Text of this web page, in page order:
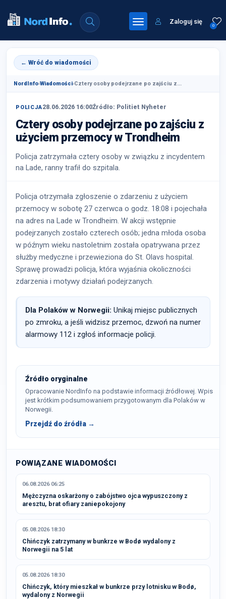
0
Zaloguj się
← Wróć do wiadomości
NordInfo›Wiadomości›Cztery osoby podejrzane po zajściu z...
POLICJA28.06.2026 16:00Źródło: Politiet Nyheter
Cztery osoby podejrzane po zajściu z
użyciem przemocy w Trondheim
Policja zatrzymała cztery osoby w związku z incydentem
na Lade, ranny trafił do szpitala.
Policja otrzymała zgłoszenie o zdarzeniu z użyciem
przemocy w sobotę 27 czerwca o godz. 18:08 i pojechała
na adres na Lade w Trondheim. W akcji wstępnie
podejrzanych zostało czterech osób; jedna młoda osoba
w późnym wieku nastoletnim została opatrywana przez
służby medyczne i przewieziona do St. Olavs hospital.
Sprawę prowadzi policja, która wyjaśnia okoliczności
zdarzenia i motywy działań podejrzanych.
Dla Polaków w Norwegii: Unikaj miejsc publicznych
po zmroku, a jeśli widzisz przemoc, dzwoń na numer
alarmowy 112 i zgłoś informacje policji.
Źródło oryginalne
Opracowanie NordInfo na podstawie informacji źródłowej. Wpis
jest krótkim podsumowaniem przygotowanym dla Polaków w
Norwegii.
Przejdź do źródła →
POWIĄZANE WIADOMOŚCI
06.08.2026 06:25
Mężczyzna oskarżony o zabójstwo ojca wypuszczony z
aresztu, brat ofiary zaniepokojony
05.08.2026 18:30
Chińczyk zatrzymany w bunkrze w Bodø wydalony z
Norwegii na 5 lat
05.08.2026 18:30
Chińczyk, który mieszkał w bunkrze przy lotnisku w Bodø,
wydalony z Norwegii